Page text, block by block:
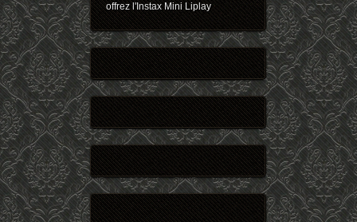
offrez l'Instax Mini Liplay